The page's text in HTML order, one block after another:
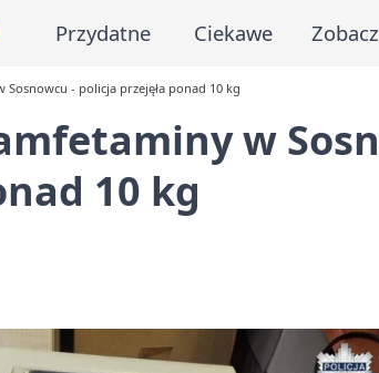
Przydatne Ciekawe Zobacz
Sosnowcu - policja przejęła ponad 10 kg
w
10 kg